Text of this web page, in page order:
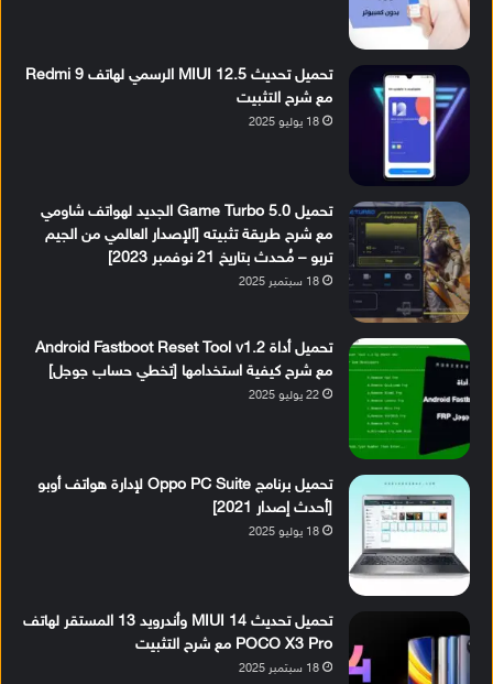
تحميل تحديث MIUI 12.5 الرسمي لهاتف Redmi 9
مع شرح التثبيت
18 يوليو 2025
تحميل Game Turbo 5.0 الجديد لهواتف شاومي
مع شرح طريقة تثبيته [الإصدار العالمي من الجيم
تربو – مُحدث بتاريخ 21 نوفمبر 2023]
18 سبتمبر 2025
تحميل أداة Android Fastboot Reset Tool v1.2
مع شرح كيفية استخدامها [تخطي حساب جوجل]
22 يوليو 2025
تحميل برنامج Oppo PC Suite لإدارة هواتف أوبو
[أحدث إصدار 2021]
18 يوليو 2025
تحميل تحديث MIUI 14 وأندرويد 13 المستقر لهاتف
POCO X3 Pro مع شرح التثبيت
18 سبتمبر 2025